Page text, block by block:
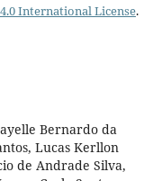
International License.
Bernardo da
Lucas Kerllon
de Andrade Silva,